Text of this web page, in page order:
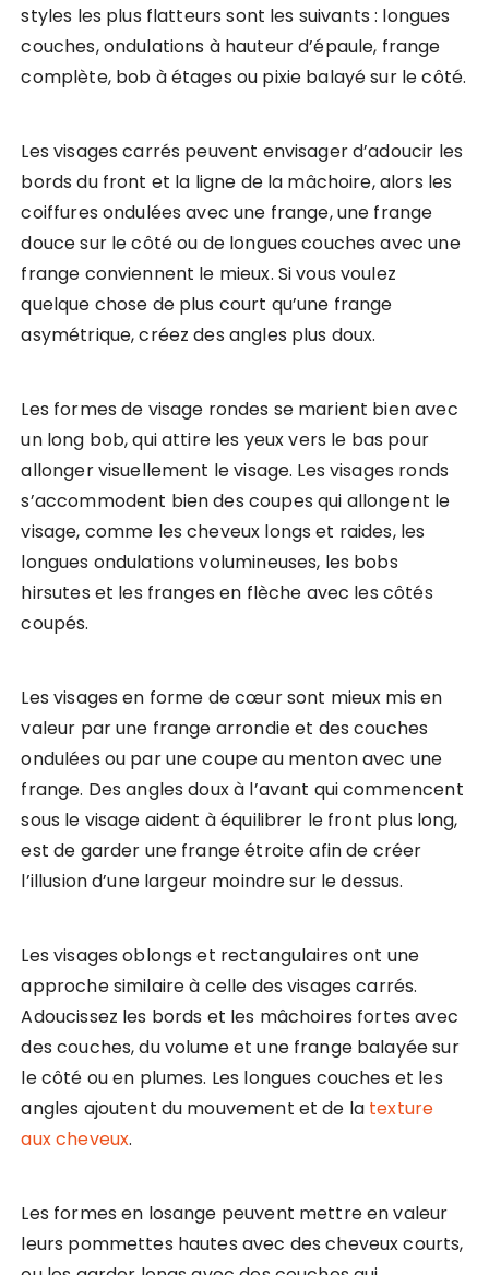
styles les plus flatteurs sont les suivants : longues
couches, ondulations à hauteur d’épaule, frange
complète, bob à étages ou pixie balayé sur le côté.
Les visages carrés peuvent envisager d’adoucir les
bords du front et la ligne de la mâchoire, alors les
coiffures ondulées avec une frange, une frange
douce sur le côté ou de longues couches avec une
frange conviennent le mieux. Si vous voulez
quelque chose de plus court qu’une frange
asymétrique, créez des angles plus doux.
Les formes de visage rondes se marient bien avec
un long bob, qui attire les yeux vers le bas pour
allonger visuellement le visage. Les visages ronds
s’accommodent bien des coupes qui allongent le
visage, comme les cheveux longs et raides, les
longues ondulations volumineuses, les bobs
hirsutes et les franges en flèche avec les côtés
coupés.
Les visages en forme de cœur sont mieux mis en
valeur par une frange arrondie et des couches
ondulées ou par une coupe au menton avec une
frange. Des angles doux à l’avant qui commencent
sous le visage aident à équilibrer le front plus long,
est de garder une frange étroite afin de créer
l’illusion d’une largeur moindre sur le dessus.
Les visages oblongs et rectangulaires ont une
approche similaire à celle des visages carrés.
Adoucissez les bords et les mâchoires fortes avec
des couches, du volume et une frange balayée sur
le côté ou en plumes. Les longues couches et les
angles ajoutent du mouvement et de la texture
aux cheveux.
Les formes en losange peuvent mettre en valeur
leurs pommettes hautes avec des cheveux courts,